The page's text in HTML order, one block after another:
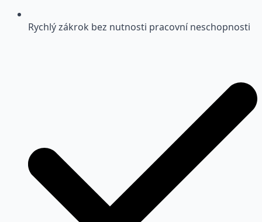
Rychlý zákrok bez nutnosti pracovní neschopnosti